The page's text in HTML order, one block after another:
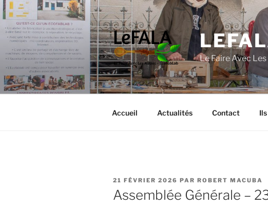
Aller
au
contenu
principal
Le Faire Avec
Accueil Actualités Contact
PUBLIÉ
LE
21 FÉVRIER 2026 PAR ROBERT MACUBA
Assemblée Générale –